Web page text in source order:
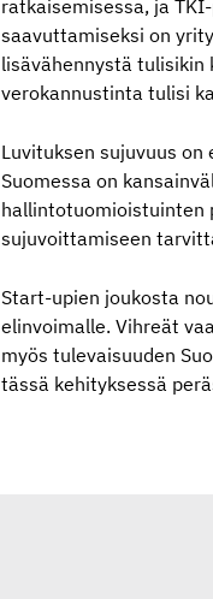
ratkaisemisessa, ja
saavuttamiseksi on
lisävähennystä
verokannustinta tulisi
Luvituksen sujuvuus
Suomessa on
hallintotuomioistuinten
sujuvoittamiseen
Start-upien joukosta
elinvoimalle. Vihreät
myös tulevaisuuden
tässä kehityksessä